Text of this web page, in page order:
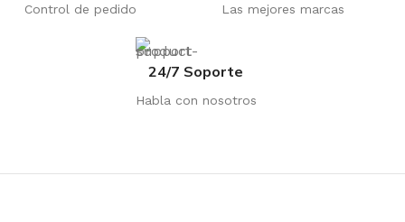
Control de pedido Las mejores marcas
24/7 Soporte
Habla con nosotros